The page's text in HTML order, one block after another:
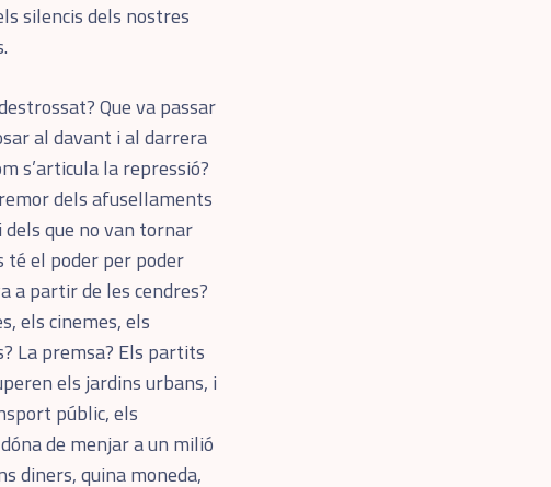
silencis dels nostres
Que va passar
al davant i al darrera
s’articula la repressió?
dels afusellaments
que no van tornar
té el poder per poder
a partir de les cendres?
els cinemes, els
La premsa? Els partits
els jardins urbans, i
públic, els
de menjar a un milió
diners, quina moneda,